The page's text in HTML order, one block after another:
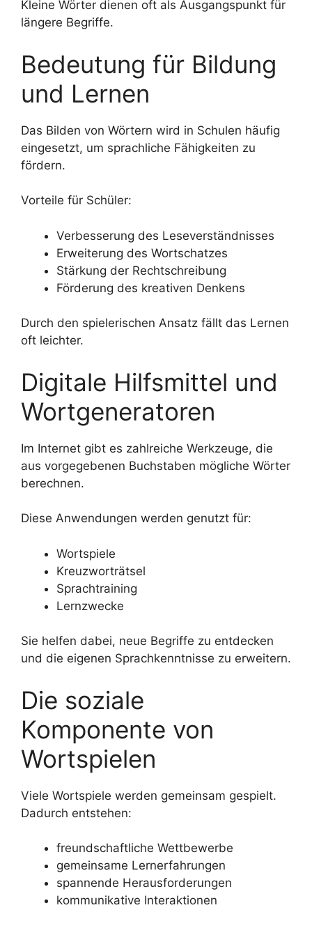
Kleine Wörter dienen oft als Ausgangspunkt für
längere Begriffe.
Bedeutung für Bildung
und Lernen
Das Bilden von Wörtern wird in Schulen häufig
eingesetzt, um sprachliche Fähigkeiten zu
fördern.
Vorteile für Schüler:
Verbesserung des Leseverständnisses
Erweiterung des Wortschatzes
Stärkung der Rechtschreibung
Förderung des kreativen Denkens
Durch den spielerischen Ansatz fällt das Lernen
oft leichter.
Digitale Hilfsmittel und
Wortgeneratoren
Im Internet gibt es zahlreiche Werkzeuge, die
aus vorgegebenen Buchstaben mögliche Wörter
berechnen.
Diese Anwendungen werden genutzt für:
Wortspiele
Kreuzworträtsel
Sprachtraining
Lernzwecke
Sie helfen dabei, neue Begriffe zu entdecken
und die eigenen Sprachkenntnisse zu erweitern.
Die soziale
Komponente von
Wortspielen
Viele Wortspiele werden gemeinsam gespielt.
Dadurch entstehen:
freundschaftliche Wettbewerbe
gemeinsame Lernerfahrungen
spannende Herausforderungen
kommunikative Interaktionen